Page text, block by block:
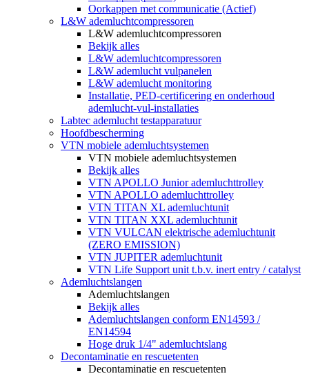
Oorkappen met communicatie (Actief)
L&W ademluchtcompressoren
L&W ademluchtcompressoren
Bekijk alles
L&W ademluchtcompressoren
L&W ademlucht vulpanelen
L&W ademlucht monitoring
Installatie, PED-certificering en onderhoud
ademlucht-vul-installaties
Labtec ademlucht testapparatuur
Hoofdbescherming
VTN mobiele ademluchtsystemen
VTN mobiele ademluchtsystemen
Bekijk alles
VTN APOLLO Junior ademluchttrolley
VTN APOLLO ademluchttrolley
VTN TITAN XL ademluchtunit
VTN TITAN XXL ademluchtunit
VTN VULCAN elektrische ademluchtunit
(ZERO EMISSION)
VTN JUPITER ademluchtunit
VTN Life Support unit t.b.v. inert entry / catalyst
Ademluchtslangen
Ademluchtslangen
Bekijk alles
Ademluchtslangen conform EN14593 /
EN14594
Hoge druk 1/4" ademluchtslang
Decontaminatie en rescuetenten
Decontaminatie en rescuetenten